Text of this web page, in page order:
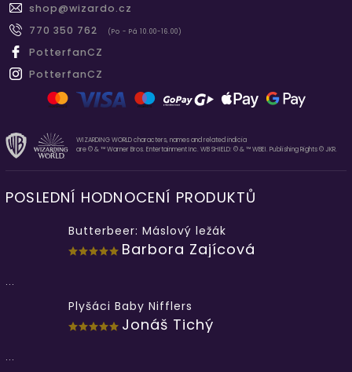
shop@wizardo.cz
770 350 762
(Po - Pá 10.00-16.00)
PotterfanCZ
PotterfanCZ
WIZARDING WORLD characters, names and related indicia
are © & ™ Warner Bros. Entertainment Inc. WB SHIELD: © & ™ WBEI. Publishing Rights © JKR.
POSLEDNÍ HODNOCENÍ PRODUKTŮ
Butterbeer: Máslový ležák
Barbora Zajícová
...
Plyšáci Baby Nifflers
Jonáš Tichý
...